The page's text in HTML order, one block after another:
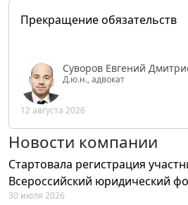
Прекращение обязательств
Суворов Евгений
Д.ю.н., адвокат
12 августа 2026
Новости компании
Стартовала регистрация
Всероссийский юридический
30 июля 2026